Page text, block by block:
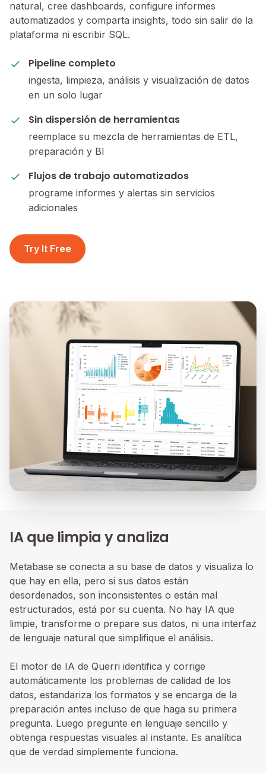
natural, cree dashboards, configure informes
automatizados y comparta insights, todo sin salir de la
plataforma ni escribir SQL.
Pipeline completo
ingesta, limpieza, análisis y visualización de datos
en un solo lugar
Sin dispersión de herramientas
reemplace su mezcla de herramientas de ETL,
preparación y BI
Flujos de trabajo automatizados
programe informes y alertas sin servicios
adicionales
Try It Free
IA que limpia y analiza
Metabase se conecta a su base de datos y visualiza lo
que hay en ella, pero si sus datos están
desordenados, son inconsistentes o están mal
estructurados, está por su cuenta. No hay IA que
limpie, transforme o prepare sus datos, ni una interfaz
de lenguaje natural que simplifique el análisis.
El motor de IA de Querri identifica y corrige
automáticamente los problemas de calidad de los
datos, estandariza los formatos y se encarga de la
preparación antes incluso de que haga su primera
pregunta. Luego pregunte en lenguaje sencillo y
obtenga respuestas visuales al instante. Es analítica
que de verdad simplemente funciona.